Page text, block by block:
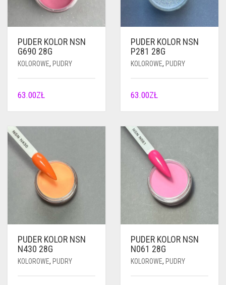
PUDER KOLOR NSN
G690 28G
KOLOROWE, PUDRY
63.00ZŁ
PUDER KOLOR NSN
P281 28G
KOLOROWE, PUDRY
63.00ZŁ
PUDER KOLOR NSN
N430 28G
KOLOROWE, PUDRY
PUDER KOLOR NSN
N061 28G
KOLOROWE, PUDRY